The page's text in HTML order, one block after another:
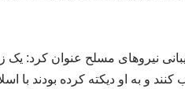
نیروهای مسلح عنوان کرد: یک
و به او دیکته کرده بودند با